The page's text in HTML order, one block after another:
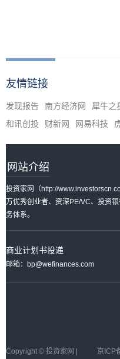
友情链接
发现报告 南方经济网 犀牛之
和讯创投
财新网 网易科技
网站介绍
投资家网（http://
万优秀创业者、资深PE/VC、投资
务体系。
商业计划书投递
邮箱：bp@wefinances.com
Copyright © 投资家网 | 京ICP